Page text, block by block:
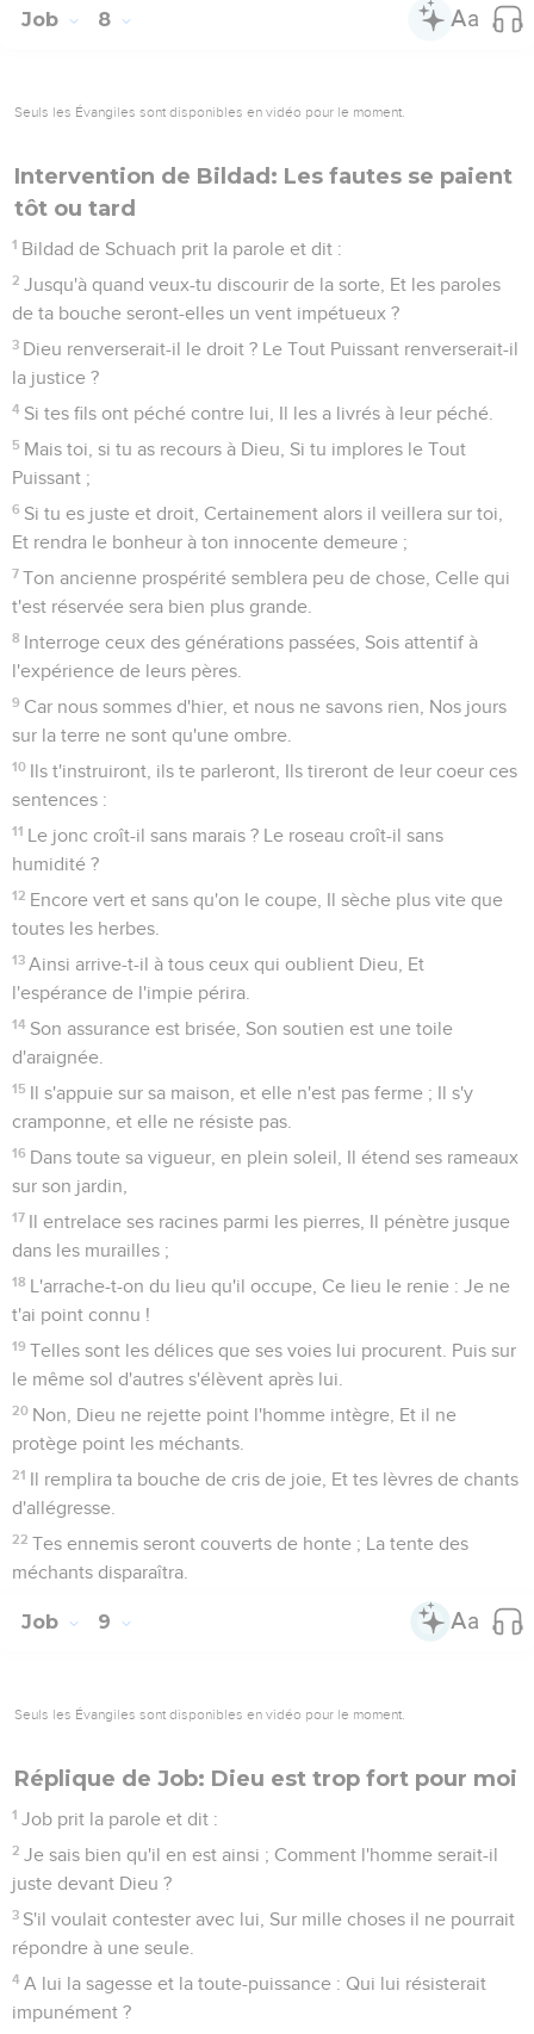
Job 8
Seuls les Évangiles sont disponibles en vidéo pour le moment.
Intervention de Bildad: Les fautes se paient
tôt ou tard
1 Bildad de Schuach prit la parole et dit :
2 Jusqu'à quand veux-tu discourir de la sorte, Et les paroles
de ta bouche seront-elles un vent impétueux ?
3 Dieu renverserait-il le droit ? Le Tout Puissant renverserait-il
la justice ?
4 Si tes fils ont péché contre lui, Il les a livrés à leur péché.
5 Mais toi, si tu as recours à Dieu, Si tu implores le Tout
Puissant ;
6 Si tu es juste et droit, Certainement alors il veillera sur toi,
Et rendra le bonheur à ton innocente demeure ;
7 Ton ancienne prospérité semblera peu de chose, Celle qui
t'est réservée sera bien plus grande.
8 Interroge ceux des générations passées, Sois attentif à
l'expérience de leurs pères.
9 Car nous sommes d'hier, et nous ne savons rien, Nos jours
sur la terre ne sont qu'une ombre.
10 Ils t'instruiront, ils te parleront, Ils tireront de leur coeur ces
sentences :
11 Le jonc croît-il sans marais ? Le roseau croît-il sans
humidité ?
12 Encore vert et sans qu'on le coupe, Il sèche plus vite que
toutes les herbes.
13 Ainsi arrive-t-il à tous ceux qui oublient Dieu, Et
l'espérance de l'impie périra.
14 Son assurance est brisée, Son soutien est une toile
d'araignée.
15 Il s'appuie sur sa maison, et elle n'est pas ferme ; Il s'y
cramponne, et elle ne résiste pas.
16 Dans toute sa vigueur, en plein soleil, Il étend ses rameaux
sur son jardin,
17 Il entrelace ses racines parmi les pierres, Il pénètre jusque
dans les murailles ;
18 L'arrache-t-on du lieu qu'il occupe, Ce lieu le renie : Je ne
t'ai point connu !
19 Telles sont les délices que ses voies lui procurent. Puis sur
le même sol d'autres s'élèvent après lui.
20 Non, Dieu ne rejette point l'homme intègre, Et il ne
protège point les méchants.
21 Il remplira ta bouche de cris de joie, Et tes lèvres de chants
d'allégresse.
22 Tes ennemis seront couverts de honte ; La tente des
méchants disparaîtra.
Job 9
Seuls les Évangiles sont disponibles en vidéo pour le moment.
Réplique de Job: Dieu est trop fort pour moi
1 Job prit la parole et dit :
2 Je sais bien qu'il en est ainsi ; Comment l'homme serait-il
juste devant Dieu ?
3 S'il voulait contester avec lui, Sur mille choses il ne pourrait
répondre à une seule.
4 A lui la sagesse et la toute-puissance : Qui lui résisterait
impunément ?